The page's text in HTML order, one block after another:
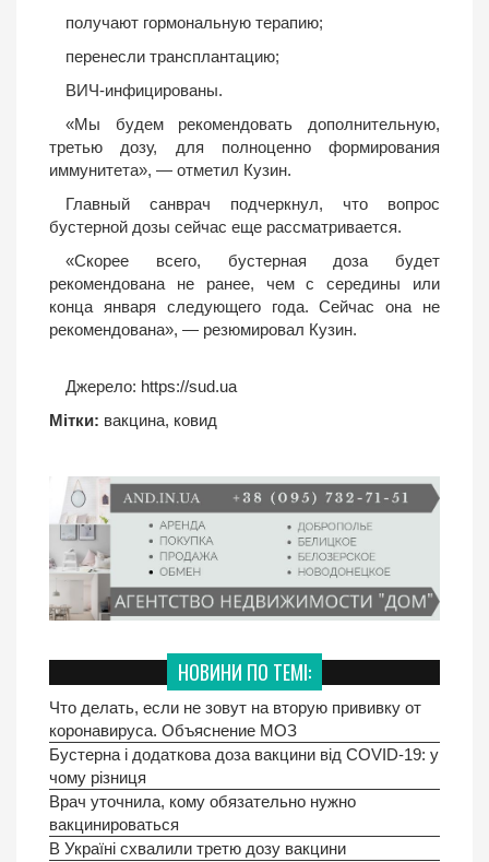
получают гормональную терапию;
перенесли трансплантацию;
ВИЧ-инфицированы.
«Мы будем рекомендовать дополнительную,
третью дозу, для полноценно формирования
иммунитета», — отметил Кузин.
Главный санврач подчеркнул, что вопрос
бустерной дозы сейчас еще рассматривается.
«Скорее всего, бустерная доза будет
рекомендована не ранее, чем с середины или
конца января следующего года. Сейчас она не
рекомендована», — резюмировал Кузин.
Джерело: https://sud.ua
Мітки: вакцина, ковид
НОВИНИ ПО ТЕМІ:
Что делать, если не зовут на вторую прививку от
коронавируса. Объяснение МОЗ
Бустерна і додаткова доза вакцини від COVID-19: у
чому різниця
Врач уточнила, кому обязательно нужно
вакцинироваться
В Україні схвалили третю дозу вакцини